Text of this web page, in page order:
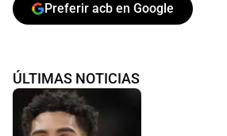
Preferir acb en Google
ÚLTIMAS NOTICIAS